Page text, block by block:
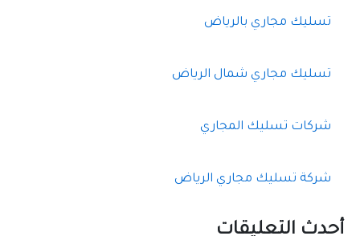
تسليك مجاري بالرياض
تسليك مجاري شمال الرياض
شركات تسليك المجاري
شركة تسليك مجاري الرياض
أحدث التعليقات